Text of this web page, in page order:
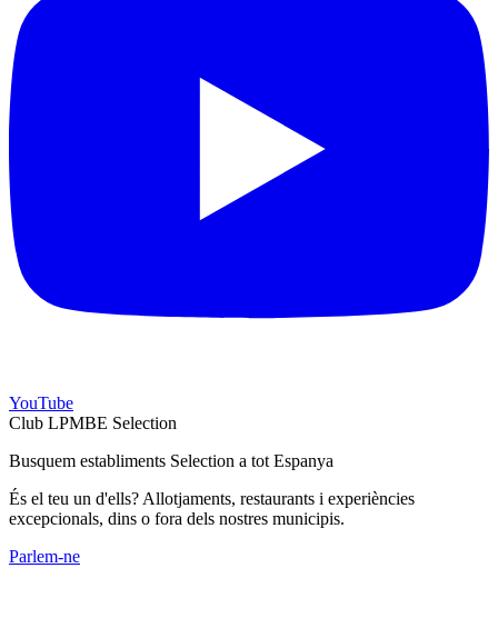
YouTube
Club LPMBE Selection
Busquem establiments Selection a tot Espanya
És el teu un d'ells? Allotjaments, restaurants i experiències
excepcionals, dins o fora dels nostres municipis.
Parlem-ne